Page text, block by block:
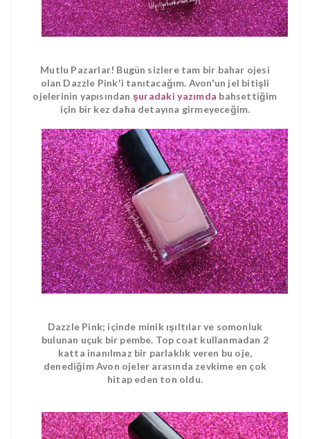
Mutlu Pazarlar! Bugün sizlere tam bir bahar ojesi
olan Dazzle Pink'i tanıtacağım. Avon'un jel bitişli
ojelerinin yapısından şuradaki yazımda bahsettiğim
için bir kez daha detayına girmeyeceğim.
Dazzle Pink; içinde minik ışıltılar ve somonluk
bulunan uçuk bir pembe. Top coat kullanmadan 2
katta inanılmaz bir parlaklık veren bu oje,
denediğim Avon ojeler arasında zevkime en çok
hitap eden ton oldu.